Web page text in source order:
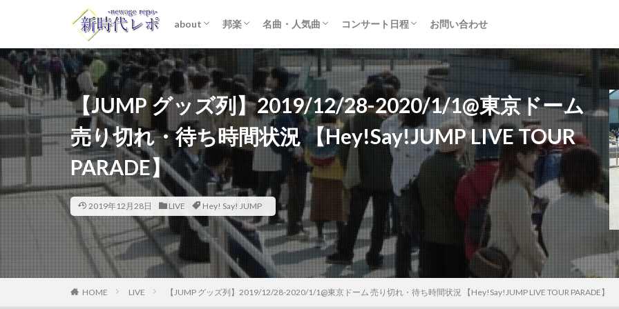
about
ライター紹介
プライバシーポリシー
免責事項
邦楽
STARTO ENTERTAINMENT (旧ジャニーズ)
女性アイドル
K-POP
洋楽
名曲・人気曲
おすすめアルバム
歌詞考察
コンサート日程
セトリ・まとめ
ライブレポ
カード枠
お問い合わせ
【JUMP グッズ列】2019/12/28-2020/1/1@東京ドーム
売り切れ・待ち時間状況 【Hey!Say!JUMP LIVE TOUR
PARADE】
2019年12月28日 LIVE Hey! Say! JUMP
HOME LIVE 【JUMP グッズ列】2019/12/28-2020/1/1@東京ドーム 売り切れ・待ち時間状況 【Hey!Say!JUMP LIVE TOUR PARADE】